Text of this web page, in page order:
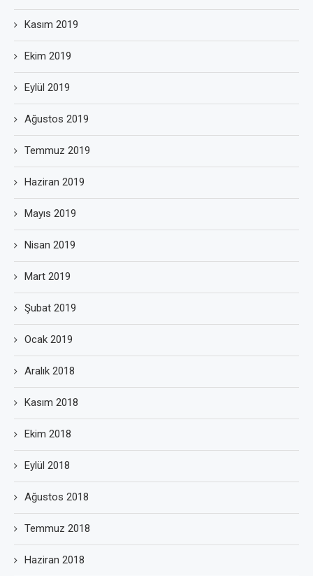
Kasım 2019
Ekim 2019
Eylül 2019
Ağustos 2019
Temmuz 2019
Haziran 2019
Mayıs 2019
Nisan 2019
Mart 2019
Şubat 2019
Ocak 2019
Aralık 2018
Kasım 2018
Ekim 2018
Eylül 2018
Ağustos 2018
Temmuz 2018
Haziran 2018